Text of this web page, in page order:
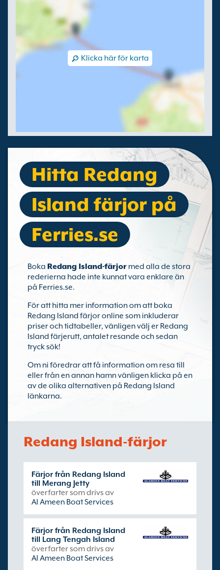
Klicka här för karta
Hitta Redang
Island färjor på
Ferries.se
Boka Redang Island-färjor med alla de stora
rederierna hade inte kunnat vara enklare än
på Ferries.se.
För att hitta mer information om att boka
Redang Island färjor online som inkluderar
priser och tidtabeller, vänligen välj er Redang
Island färjerutt, antalet resande och sedan
tryck sök!
Om ni föredrar att få information om resa till
eller från en annan hamn vänligen klicka på en
av de olika alternativen på Redang Island
länkarna.
Redang Island-färjor
Färjor från Redang Island
till Merang Jetty
överfarter som drivs av
Al Ameen Boat Services
Färjor från Redang Island
till Lang Tengah Island
överfarter som drivs av
Al Ameen Boat Services